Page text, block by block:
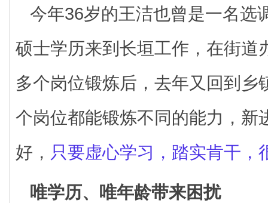
今年36岁的王洁也曾是一名选
硕士学历来到长垣工作，在街道
多个岗位锻炼后，去年又回到乡
个岗位都能锻炼不同的能力，新
好， 只要虚心学习，踏实肯干，
唯学历、唯年龄带来困扰